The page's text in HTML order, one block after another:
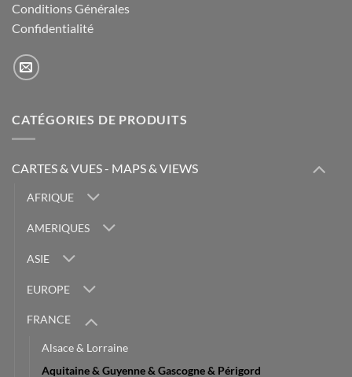
Conditions Générales
Confidentialité
CATÉGORIES DE PRODUITS
CARTES & VUES - MAPS & VIEWS
AFRIQUE
AMERIQUES
ASIE
EUROPE
FRANCE
Alsace & Lorraine
Aquitaine & Guyenne & Gascogne & Périgord